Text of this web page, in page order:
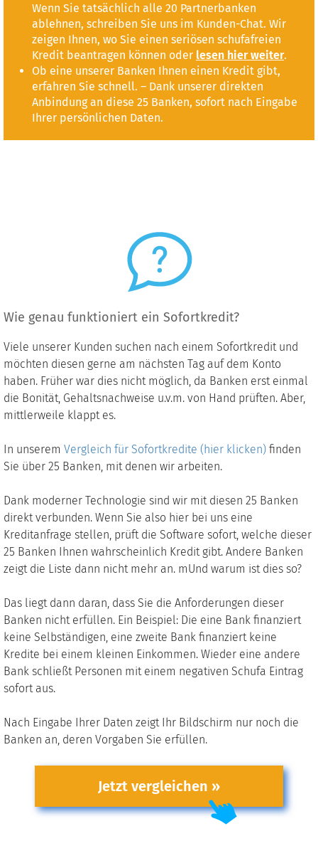
Wenn Sie tatsächlich alle 20 Partnerbanken
ablehnen, schreiben Sie uns im Kunden-Chat. Wir
zeigen Ihnen, wo Sie einen seriösen schufafreien
Kredit beantragen können oder lesen hier weiter.
Ob eine unserer Banken Ihnen einen Kredit gibt,
erfahren Sie schnell. – Dank unserer direkten
Anbindung an diese 25 Banken, sofort nach Eingabe
Ihrer persönlichen Daten.
Wie genau funktioniert ein Sofortkredit?
Viele unserer Kunden suchen nach einem Sofortkredit und
möchten diesen gerne am nächsten Tag auf dem Konto
haben. Früher war dies nicht möglich, da Banken erst einmal
die Bonität, Gehaltsnachweise u.v.m. von Hand prüften. Aber,
mittlerweile klappt es.
In unserem Vergleich für Sofortkredite (hier klicken) finden
Sie über 25 Banken, mit denen wir arbeiten.
Dank moderner Technologie sind wir mit diesen 25 Banken
direkt verbunden. Wenn Sie also hier bei uns eine
Kreditanfrage stellen, prüft die Software sofort, welche dieser
25 Banken Ihnen wahrscheinlich Kredit gibt. Andere Banken
zeigt die Liste dann nicht mehr an. mUnd warum ist dies so?
Das liegt dann daran, dass Sie die Anforderungen dieser
Banken nicht erfüllen. Ein Beispiel: Die eine Bank finanziert
keine Selbständigen, eine zweite Bank finanziert keine
Kredite bei einem kleinen Einkommen. Wieder eine andere
Bank schließt Personen mit einem negativen Schufa Eintrag
sofort aus.
Nach Eingabe Ihrer Daten zeigt Ihr Bildschirm nur noch die
Banken an, deren Vorgaben Sie erfüllen.
Jetzt vergleichen »